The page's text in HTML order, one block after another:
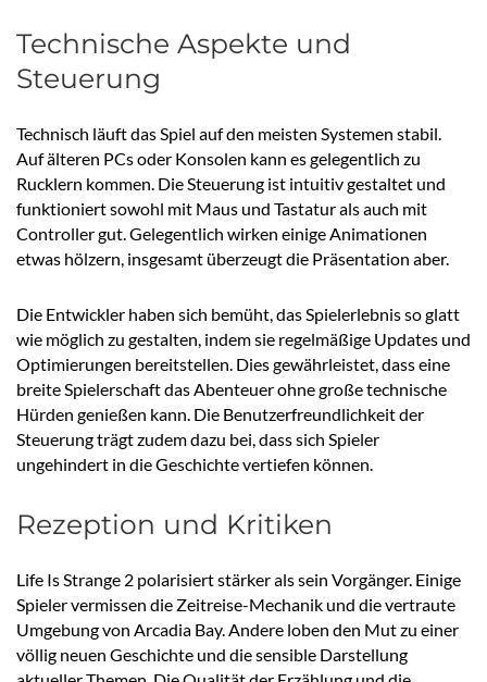
Technische Aspekte und
Steuerung
Technisch läuft das Spiel auf den meisten Systemen stabil.
Auf älteren PCs oder Konsolen kann es gelegentlich zu
Rucklern kommen. Die Steuerung ist intuitiv gestaltet und
funktioniert sowohl mit Maus und Tastatur als auch mit
Controller gut. Gelegentlich wirken einige Animationen
etwas hölzern, insgesamt überzeugt die Präsentation aber.
Die Entwickler haben sich bemüht, das Spielerlebnis so glatt
wie möglich zu gestalten, indem sie regelmäßige Updates und
Optimierungen bereitstellen. Dies gewährleistet, dass eine
breite Spielerschaft das Abenteuer ohne große technische
Hürden genießen kann. Die Benutzerfreundlichkeit der
Steuerung trägt zudem dazu bei, dass sich Spieler
ungehindert in die Geschichte vertiefen können.
Rezeption und Kritiken
Life Is Strange 2 polarisiert stärker als sein Vorgänger. Einige
Spieler vermissen die Zeitreise-Mechanik und die vertraute
Umgebung von Arcadia Bay. Andere loben den Mut zu einer
völlig neuen Geschichte und die sensible Darstellung